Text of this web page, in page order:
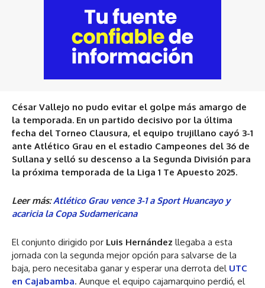
César Vallejo no pudo evitar el golpe más amargo de
la temporada. En un partido decisivo por la última
fecha del Torneo Clausura, el equipo trujillano cayó 3-1
ante Atlético Grau en el estadio Campeones del 36 de
Sullana y selló su descenso a la Segunda División para
la próxima temporada de la Liga 1 Te Apuesto 2025.
Leer más:Atlético Grau vence 3-1 a Sport Huancayo y
acaricia la Copa Sudamericana
El conjunto dirigido por Luis Hernández llegaba a esta
jornada con la segunda mejor opción para salvarse de la
baja, pero necesitaba ganar y esperar una derrota del UTC
en Cajabamba. Aunque el equipo cajamarquino perdió, el